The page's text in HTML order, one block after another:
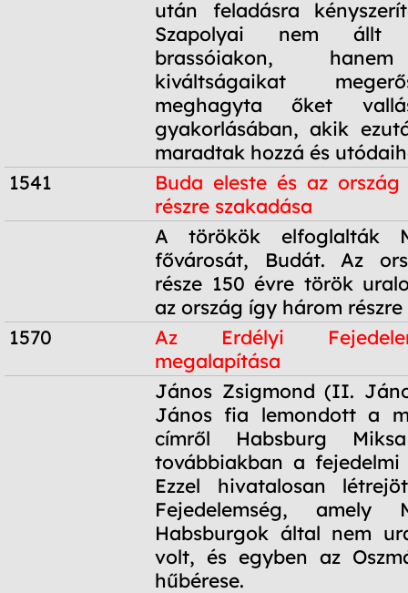
után feladásra
Szapolyai nem állt
brassóiakon,
kiváltságaikat
meghagyta őket
gyakorlásában, akik
maradtak hozzá és
1541
Buda eleste és az ország
részre szakadása
A törökök elfoglalták
fővárosát, Budát. Az
része 150 évre török
az ország így három
1570
Az Erdélyi
megalapítása
János Zsigmond (II.
János fia lemondott a
címről Habsburg
továbbiakban a fejedelmi
Ezzel hivatalosan
Fejedelemség, amely
Habsburgok által nem
volt, és egyben az
hűbérese.